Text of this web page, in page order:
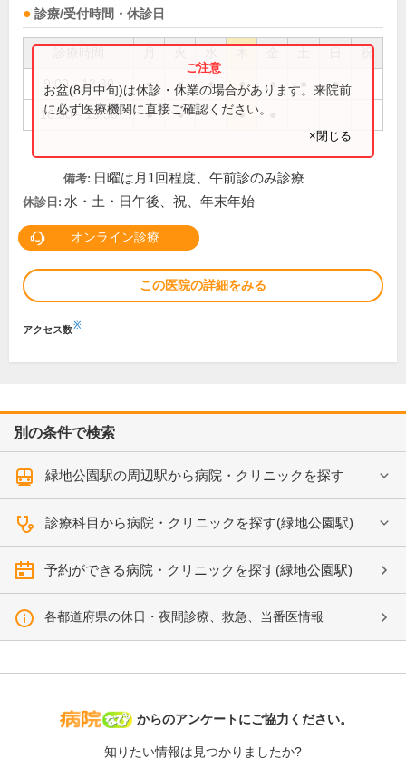
診療/受付時間・休診日
祝
9:00～12:30 ● ● ● ● ● ●
16:30～19:30 ● ● ●
お盆(8月中旬)は休診・休業の場合があります。来院前
に必ず医療機関に直接ご確認ください。
×閉じる
備考: 日曜は月1回程度、午前診のみ診療
休診日: 水・土・日午後、祝、年末年始
オンライン診療
この医院の詳細をみる
アクセス数※
別の条件で検索
緑地公園駅の周辺駅から病院・クリニックを探す
診療科目から病院・クリニックを探す(緑地公園駅)
予約ができる病院・クリニックを探す(緑地公園駅)
各都道府県の休日・夜間診療、救急、当番医情報
病院なび
からのアンケートにご協力ください。
知りたい情報は見つかりましたか?